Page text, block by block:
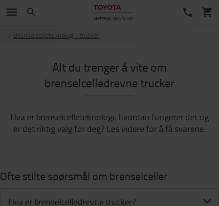
Brenselcelleteknologi i trucker
Alt du trenger å vite om
brenselcelledrevne trucker
Hva er brenselcelleteknologi, hvordan fungerer det og
er det riktig valg for deg? Les videre for å få svarene.
Ofte stilte spørsmål om brenselceller
Hva er brenselcelledrevne trucker?